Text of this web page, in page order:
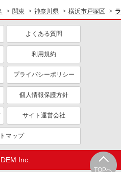
TOPへ
関東 神奈川県 横浜市戸塚区
よくある質問
利用規約
プライバシーポリシー
個人情報保護方針
サイト運営会社
マップ
Inc.